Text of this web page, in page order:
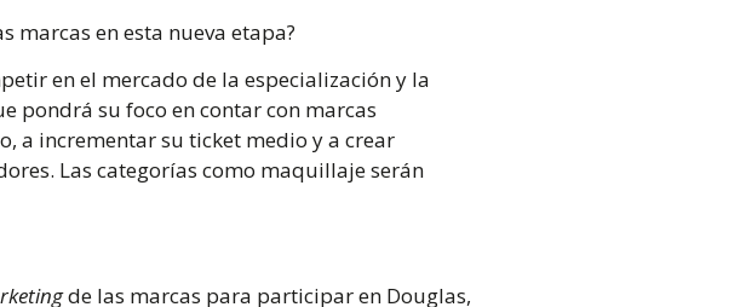
marcas en esta nueva etapa?
en el mercado de la especialización y la
pondrá su foco en contar con marcas
a incrementar su ticket medio y a crear
Las categorías como maquillaje serán
de las marcas para participar en Douglas,